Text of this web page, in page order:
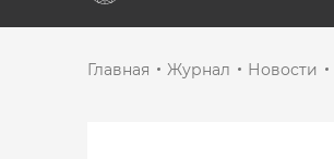
Главная Журнал Новости